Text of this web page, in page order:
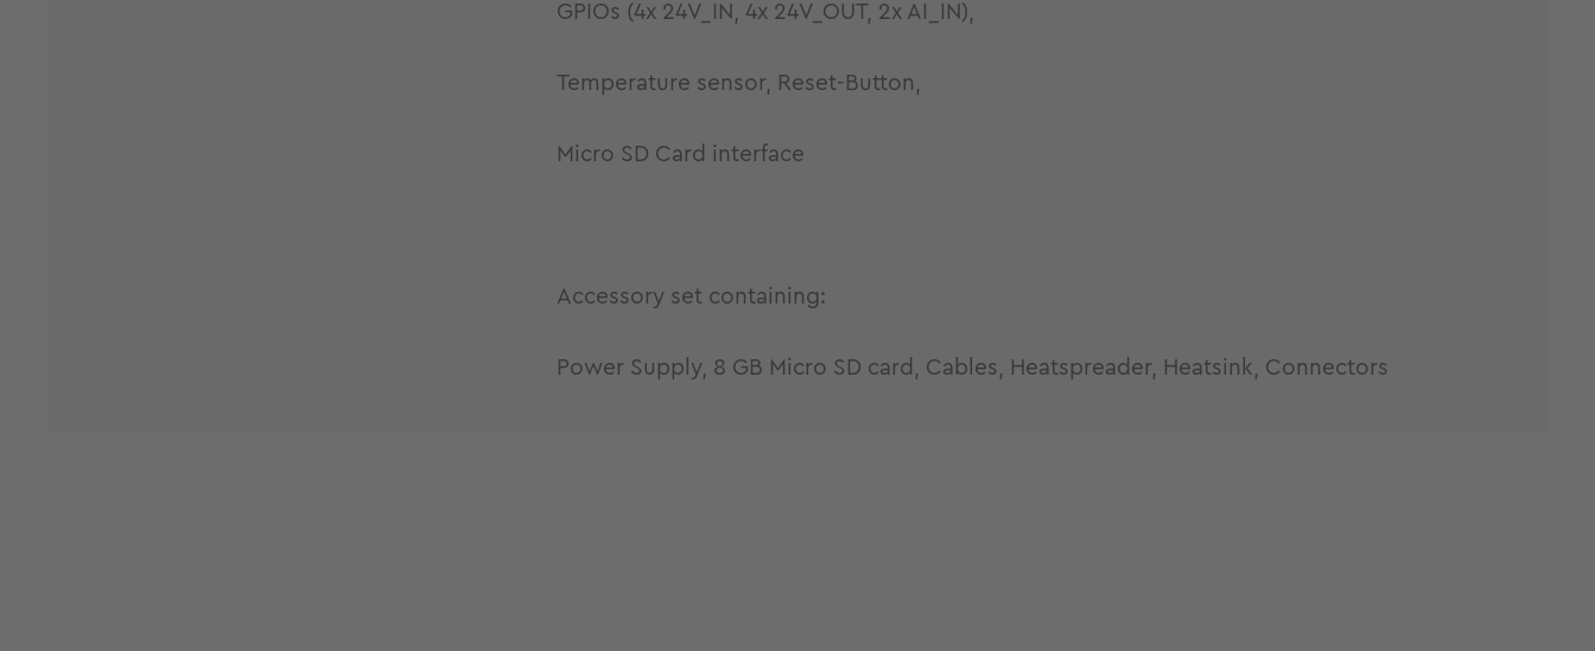
GPIOs (4x 24V_IN, 4x 24V_OUT, 2x AI_IN),
Temperature sensor, Reset-Button,
Micro SD Card interface
Accessory set containing:
Power Supply, 8 GB Micro SD card, Cables, Heatspreader, Heatsink, Connectors